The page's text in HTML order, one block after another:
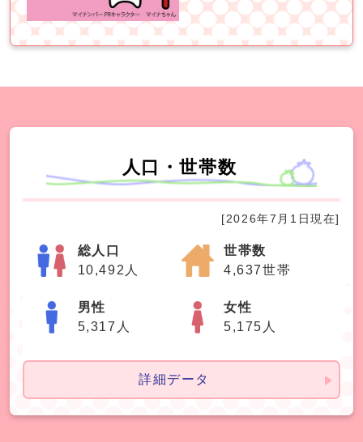
人口・世帯数
[2026年7月1日現在]
総人口
10,492人
世帯数
4,637世帯
男性
5,317人
女性
5,175人
詳細データ